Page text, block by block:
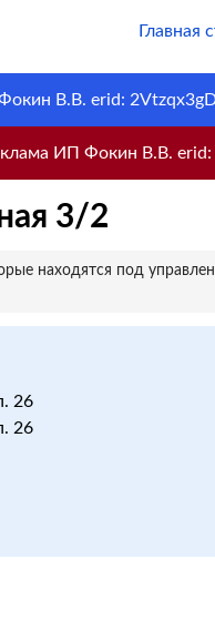
Главная
В.В. erid:
ИП Фокин В.В.
3/2
находятся под
26
26